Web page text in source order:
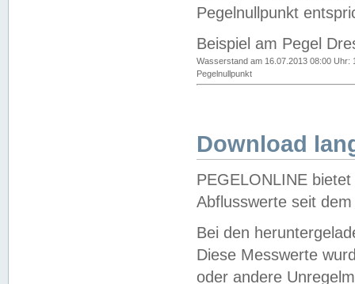
Pegelnullpunkt
Beispiel am Pegel
Wasserstand am 16.07.2013 08:00 Uhr:
Pegelnullpunkt
Download
PEGELONLINE
Abflusswerte seit
Bei den
Diese Messwerte
oder andere